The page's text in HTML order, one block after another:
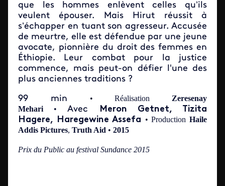
que les hommes enlèvent celles qu’ils
veulent épouser. Mais Hirut réussit à
s’échapper en tuant son agresseur. Accusée
de meurtre, elle est défendue par une jeune
avocate, pionnière du droit des femmes en
Éthiopie. Leur combat pour la justice
commence, mais peut-on défier l'une des
plus anciennes traditions ?
99 min • Réalisation Zeresenay
Mehari
•Avec
Meron Getnet, Tizita
Hagere, Haregewine Assefa • ProductionHaile
Addis Pictures, Truth Aid • 2015
Prix du Public au festival Sundance 2015